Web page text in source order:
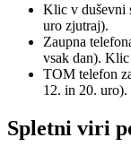
Klic v duševni
uro zjutraj).
Zaupna
vsak dan).
TOM telefon
12. in 20.
Spletni viri